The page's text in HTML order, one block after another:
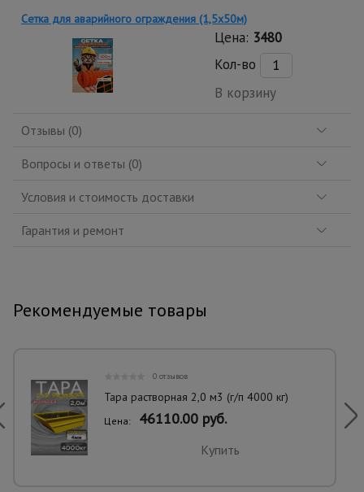
Сетка для аварийного ограждения (1,5х50м)
Цена: 3480
Кол-во
В корзину
Отзывы (0)
Вопросы и ответы (0)
Условия и стоимость доставки
Гарантия и ремонт
Рекомендуемые товары
0 отзывов
Тара растворная 2,0 м3 (г/п 4000 кг)
Цена: 46110.00 руб.
Купить